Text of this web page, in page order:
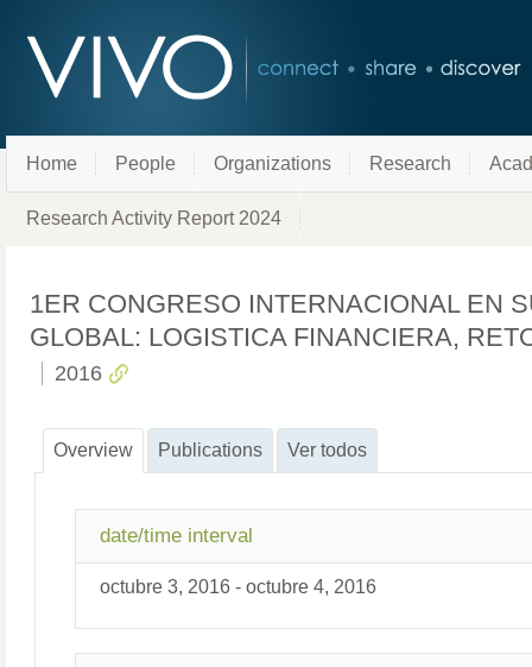
Home People Organizations Research
Research Activity Report 2024
1ER CONGRESO INTERNACIONAL EN
GLOBAL: LOGISTICA FINANCIERA,
2016
Overview Publications Ver todos
date/time interval
octubre 3, 2016 - octubre 4, 2016